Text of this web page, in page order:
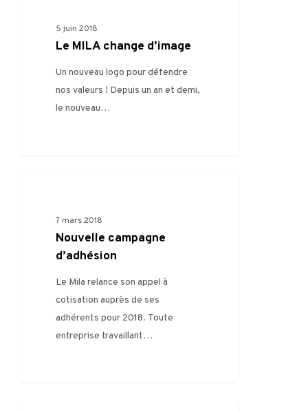
5 juin 2018
Le MILA change d’image
Un nouveau logo pour défendre
nos valeurs ! Depuis un an et demi,
le nouveau…
7 mars 2018
Nouvelle campagne
d’adhésion
Le Mila relance son appel à
cotisation auprès de ses
adhérents pour 2018. Toute
entreprise travaillant…